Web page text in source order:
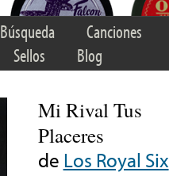
Búsqueda
Canciones
Sellos Blog
Mi Rival Tus
Placeres
de Los Royal Six